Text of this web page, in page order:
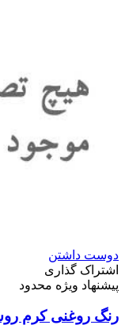
دوست داشتن
اشتراک گذاری
پیشنهاد ویژه محدود
رنگ روغنی کرم